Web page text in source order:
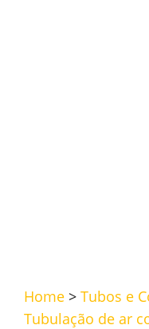
Home > Tubos e
Tubulação de ar